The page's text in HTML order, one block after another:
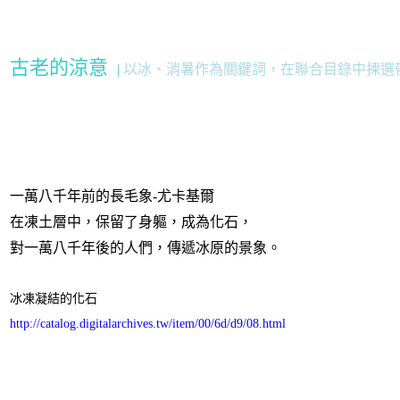
古老的涼意 | 以冰、消暑作為關鍵詞，在聯合目錄中揀選
一萬八千年前的長毛象-尤卡基爾
在凍土層中，保留了身軀，成為化石，
對一萬八千年後的人們，傳遞冰原的景象。
冰凍凝結的化石
http://catalog.digitalarchives.tw/item/00/6d/d9/08.html